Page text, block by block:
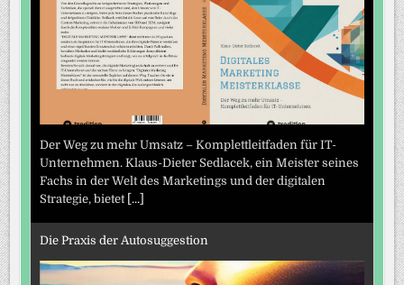
Der Weg zu mehr Umsatz – Komplettleitfaden für IT-
Unternehmen. Klaus-Dieter Sedlacek, ein Meister seines
Fachs in der Welt des Marketings und der digitalen
Strategie, bietet [...]
Die Praxis der Autosuggestion